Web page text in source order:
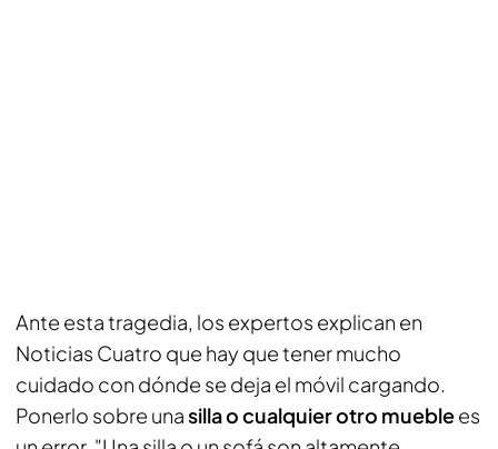
Ante esta tragedia, los expertos explican en
Noticias Cuatro que hay que tener mucho
cuidado con dónde se deja el móvil cargando.
Ponerlo sobre unasilla o cualquier otro mueblees